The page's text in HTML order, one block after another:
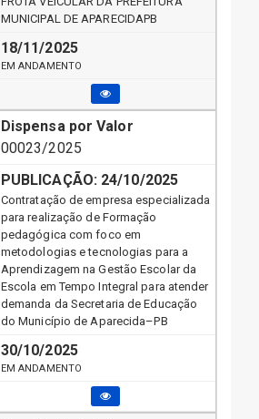
MUNICIPAL DE APARECIDAPB
18/11/2025
EM ANDAMENTO
Dispensa por Valor
00023/2025
PUBLICAÇÃO: 24/10/2025
Contratação de empresa especializada
para realização de Formação
pedagógica com foco em
metodologias e tecnologias para a
Aprendizagem na Gestão Escolar da
Escola em Tempo Integral para atender
demanda da Secretaria de Educação
do Município de Aparecida–PB
30/10/2025
EM ANDAMENTO